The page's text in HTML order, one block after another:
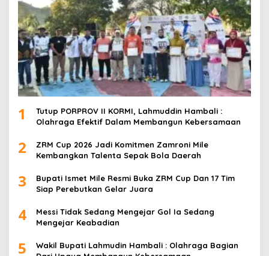
1
Tutup PORPROV II KORMI, Lahmuddin Hambali :
Olahraga Efektif Dalam Membangun Kebersamaan
2
ZRM Cup 2026 Jadi Komitmen Zamroni Mile
Kembangkan Talenta Sepak Bola Daerah
3
Bupati Ismet Mile Resmi Buka ZRM Cup Dan 17 Tim
Siap Perebutkan Gelar Juara
4
Messi Tidak Sedang Mengejar Gol Ia Sedang
Mengejar Keabadian
5
Wakil Bupati Lahmudin Hambali : Olahraga Bagian